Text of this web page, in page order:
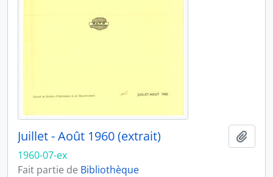
Juillet - Août 1960 (extrait)
1960-07-ex
Fait partie de Bibliothèque